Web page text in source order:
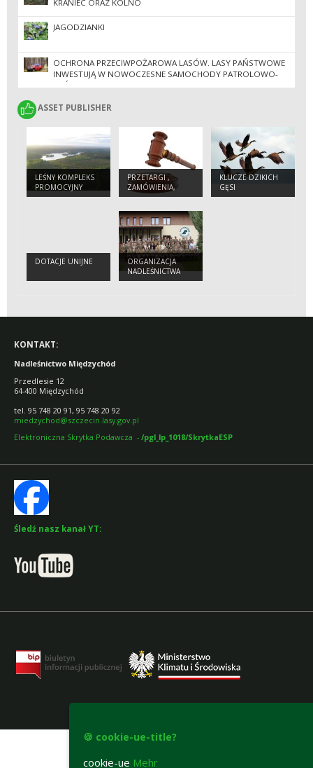
KRANIEC ORAZ KOLNO
JAGODZIANKI
OCHRONA PRZECIWPOŻAROWA LASÓW. LASY PAŃSTWOWE
INWESTUJĄ W NOWOCZESNE SAMOCHODY PATROLOWO-
GAŚNICZE
ASSET PUBLISHER
ASSET PUBLISHER
LEŚNY KOMPLEKS
PROMOCYJNY
„PUSZCZA
PRZETARGI ,
ZAMÓWIENIA,
ZARZĄDZENIA
KLUCZE DZIKICH
GĘSI
DOTACJE UNIJNE
ORGANIZACJA
NADLEŚNICTWA
KONTAKT:
Nadleśnictwo Międzychód
Przedlesie 12
64-400 Międzychód
tel. 95 748 20 91, 95 748 20 92
miedzychod@szczecin.lasy.gov.pl
Elektroniczna Skrytka Podawcza - /pgl_lp_1018/SkrytkaESP
Śledź nasz kanał YT:
🍪 cookie-ue-title?
cookie-ue Mehr